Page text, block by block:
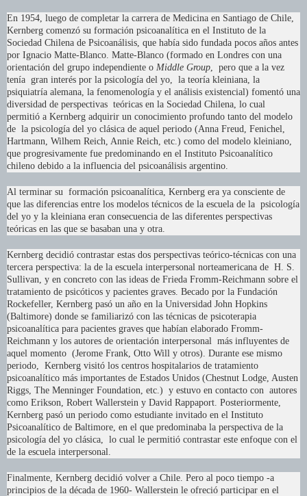
En 1954, luego de completar la carrera de Medicina en Santiago de Chile,
Kernberg comenzó su formación psicoanalítica en el Instituto de la
Sociedad Chilena de Psicoanálisis, que había sido fundada pocos años antes
por Ignacio Matte-Blanco. Matte-Blanco (formado en Londres con una
orientación del grupo independiente o Middle Group , pero que a la vez
tenía gran interés por la psicología del yo, la teoría kleiniana, la
psiquiatría alemana, la fenomenología y el análisis existencial) fomentó una
diversidad de perspectivas teóricas en la Sociedad Chilena, lo cual
permitió a Kernberg adquirir un conocimiento profundo tanto del modelo
de la psicología del yo clásica de aquel periodo (Anna Freud, Fenichel,
Hartmann, Wilhem Reich, Annie Reich, etc.) como del modelo kleiniano,
que progresivamente fue predominando en el Instituto Psicoanalítico
chileno debido a la influencia del psicoanálisis argentino.
Al terminar su formación psicoanalítica, Kernberg era ya consciente de
que las diferencias entre los modelos técnicos de la escuela de la psicología
del yo y la kleiniana eran consecuencia de las diferentes perspectivas
teóricas en las que se basaban una y otra.
Kernberg decidió contrastar estas dos perspectivas teórico-técnicas con una
tercera perspectiva: la de la escuela interpersonal norteamericana de H. S.
Sullivan, y en concreto con las ideas de Frieda Fromm-Reichmann sobre el
tratamiento de psicóticos y pacientes graves. Becado por la Fundación
Rockefeller, Kernberg pasó un año en la Universidad John Hopkins
(Baltimore) donde se familiarizó con las técnicas de psicoterapia
psicoanalítica para pacientes graves que habían elaborado Fromm-
Reichmann y los autores de orientación interpersonal más influyentes de
aquel momento (Jerome Frank, Otto Will y otros). Durante ese mismo
periodo, Kernberg visitó los centros hospitalarios de tratamiento
psicoanalítico más importantes de Estados Unidos (Chestnut Lodge, Austen
Riggs, The Menninger Foundation, etc.) y estuvo en contacto con autores
como Erikson, Robert Wallerstein y David Rappaport. Posteriormente,
Kernberg pasó un periodo como estudiante invitado en el Instituto
Psicoanalítico de Baltimore, en el que predominaba la perspectiva de la
psicología del yo clásica, lo cual le permitió contrastar este enfoque con el
de la escuela interpersonal.
Finalmente, Kernberg decidió volver a Chile. Pero al poco tiempo -a
principios de la década de 1960- Wallerstein le ofreció participar en el